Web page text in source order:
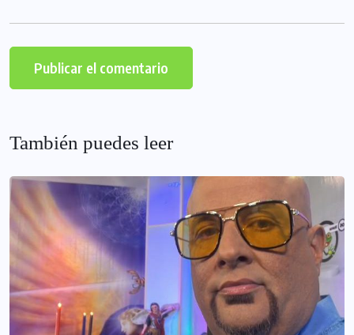
También puedes leer